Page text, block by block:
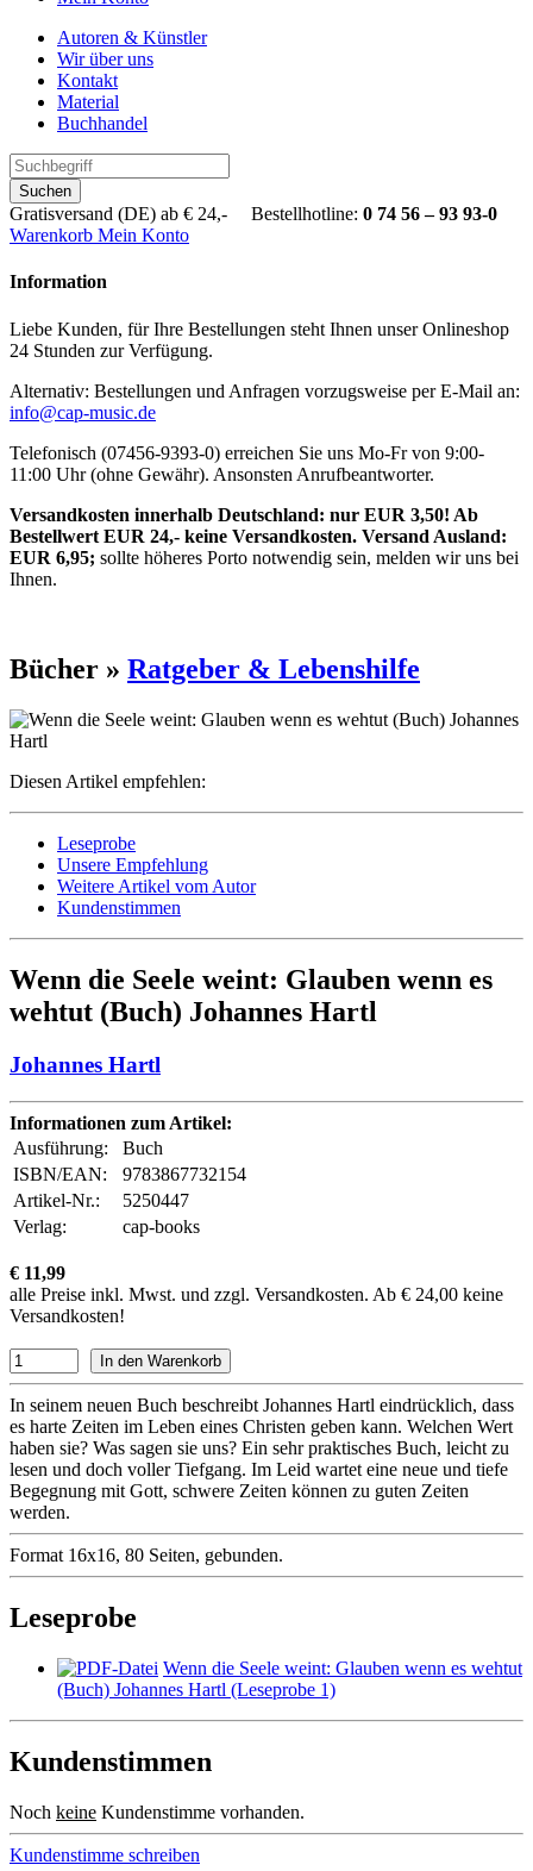
Autoren & Künstler
Wir über uns
Kontakt
Material
Buchhandel
Suchen
Gratisversand (DE) ab € 24,- Bestellhotline: 0 74 56 – 93 93-0
Warenkorb Mein Konto
Information
Liebe Kunden, für Ihre Bestellungen steht Ihnen unser Onlineshop
24 Stunden zur Verfügung.
Alternativ: Bestellungen und Anfragen vorzugsweise per E-Mail an:
info@cap-music.de
Telefonisch (07456-9393-0) erreichen Sie uns Mo-Fr von 9:00-
11:00 Uhr (ohne Gewähr). Ansonsten Anrufbeantworter.
Versandkosten innerhalb Deutschland: nur EUR 3,50! Ab
Bestellwert EUR 24,- keine Versandkosten. Versand Ausland:
EUR 6,95; sollte höheres Porto notwendig sein, melden wir uns bei
Ihnen.
Bücher » Ratgeber & Lebenshilfe
Diesen Artikel empfehlen:
Leseprobe
Unsere Empfehlung
Weitere Artikel vom Autor
Kundenstimmen
Wenn die Seele weint: Glauben wenn es
wehtut (Buch) Johannes Hartl
Johannes Hartl
Informationen zum Artikel:
Ausführung:
Buch
ISBN/EAN:
9783867732154
Artikel-Nr.:
5250447
Verlag:
cap-books
€ 11,99
alle Preise inkl. Mwst. und zzgl. Versandkosten. Ab € 24,00 keine
Versandkosten!
In seinem neuen Buch beschreibt Johannes Hartl eindrücklich, dass
es harte Zeiten im Leben eines Christen geben kann. Welchen Wert
haben sie? Was sagen sie uns? Ein sehr praktisches Buch, leicht zu
lesen und doch voller Tiefgang. Im Leid wartet eine neue und tiefe
Begegnung mit Gott, schwere Zeiten können zu guten Zeiten
werden.
Format 16x16, 80 Seiten, gebunden.
Leseprobe
Wenn die Seele weint: Glauben wenn es wehtut
(Buch) Johannes Hartl (Leseprobe 1)
Kundenstimmen
Noch keine Kundenstimme vorhanden.
Kundenstimme schreiben